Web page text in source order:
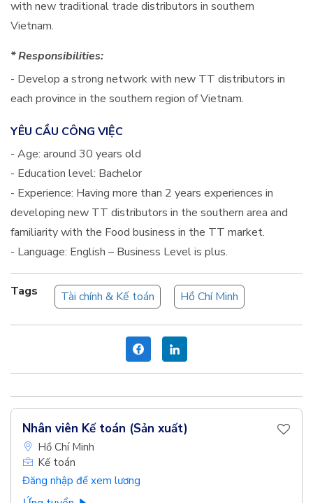
with new traditional trade distributors in southern
Vietnam.
* Responsibilities:
- Develop a strong network with new TT distributors in
each province in the southern region of Vietnam.
YÊU CẦU CÔNG VIỆC
- Age: around 30 years old
- Education level: Bachelor
- Experience: Having more than 2 years experiences in
developing new TT distributors in the southern area and
familiarity with the Food business in the TT market.
- Language: English – Business Level is plus.
Tags Tài chính & Kế toán Hồ Chí Minh
Nhân viên Kế toán (Sản xuất)
Hồ Chí Minh
Kế toán
Đăng nhập để xem lương